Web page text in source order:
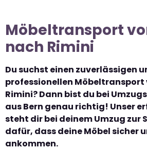
Möbeltransport
nach Rimini
Du suchst einen zuverlässigen
professionellen Möbeltransport
Rimini? Dann bist du bei
aus Bern genau richtig! Unser
steht dir bei deinem Umzug zur
dafür, dass deine Möbel sicher
ankommen.